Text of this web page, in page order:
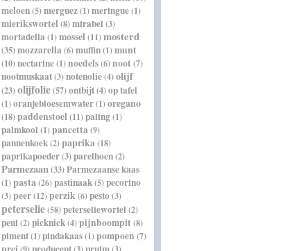
meloen(5)merguez(1)meringue(1)
mierikswortel (8)mirabel (3)
mortadella (1)mossel (11)mosterd
(35)mozzarella(6)muffin(1)munt
(10)nectarine(1)noedels(6)noot (7)
nootmuskaat(3)notenolie(4)olijf
(23)olijfolie(57)ontbijt(4)op tafel
(1)oranjebloesemwater(1)oregano
(18)paddenstoel (11)paling(1)
palmkool (1)pancetta(9)
pannenkoek(2)paprika(18)
paprikapoeder(3)parelhoen(2)
Parmezaan(33)Parmezaanse kaas
(1)pasta(26)pastinaak(5)pecorino
(3)peer(12)perzik (6)pesto(3)
peterselie(58)peterseliewortel (2)
peul (2)picknick(4)pijnboompit (8)
piment(1)pindakaas(1)pompoen (7)